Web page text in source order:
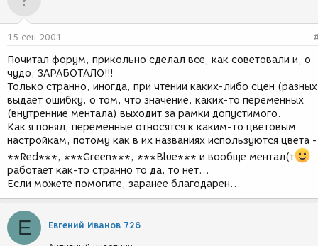
м
д
н
и
я
15 сен 2001
Почитал форум, прикольно сделал все, как советовали и, о
чудо, ЗАРАБОТАЛО!!!
Только странно, иногда, при чтении каких-либо сцен
выдает ошибку, о том, что значение, каких-то переменных
(внутренние ментала) выходит за рамки допустимого.
Как я понял, переменные относятся к каким-то цветовым
настройкам, потому как в их названиях используются цвета -
**Red***, ***Green***, ***Blue*** и вообще ментал(т
работает как-то странно то да, то нет...
Если можете помогите, заранее благодарен...
Е Евгений Иванов 726